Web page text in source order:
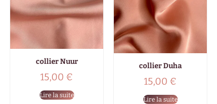
collier Nuur
15,00 €
Lire la suite
collier Duha
15,00 €
Lire la suite